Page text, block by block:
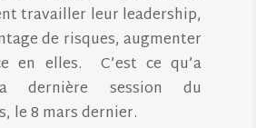
travailler leur leadership,
de risques, augmenter
en elles. C’est ce qu’a
dernière session du
le 8 mars dernier.